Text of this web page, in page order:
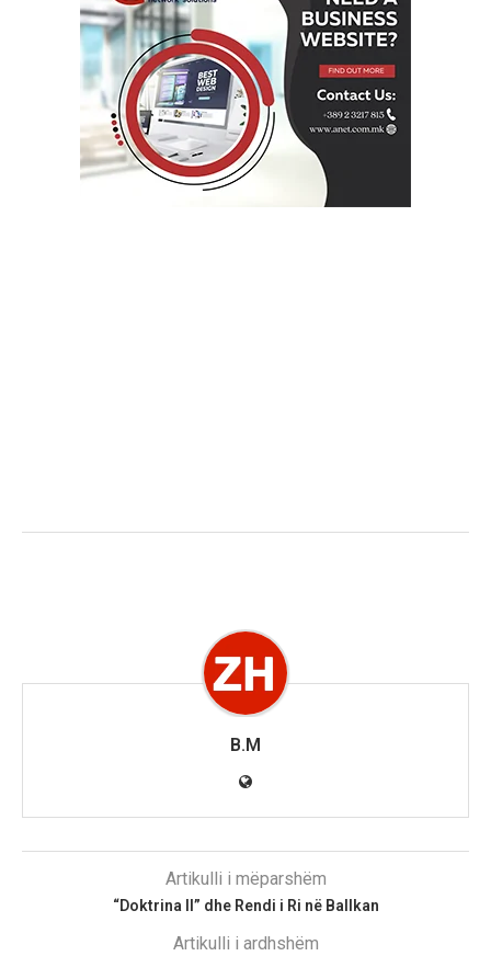
B.M
Artikulli i mëparshëm
“Doktrina II” dhe Rendi i Ri në Ballkan
Artikulli i ardhshëm